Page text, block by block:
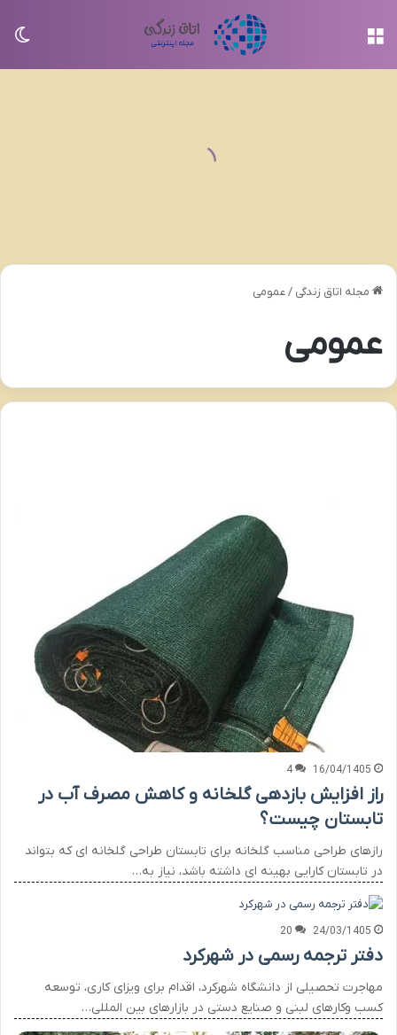
مجله اتاق زندگی /عمومی
عمومی
16/04/1405
4
راز افزایش بازدهی گلخانه و کاهش مصرف آب در
تابستان چیست؟
رازهای طراحی مناسب گلخانه برای تابستان طراحی گلخانه ای که بتواند
در تابستان کارایی بهینه ای داشته باشد، نیاز به…
24/03/1405
20
دفتر ترجمه رسمی در شهرکرد
مهاجرت تحصیلی از دانشگاه شهرکرد، اقدام برای ویزای کاری، توسعه
کسب وکارهای لبنی و صنایع دستی در بازارهای بین المللی…